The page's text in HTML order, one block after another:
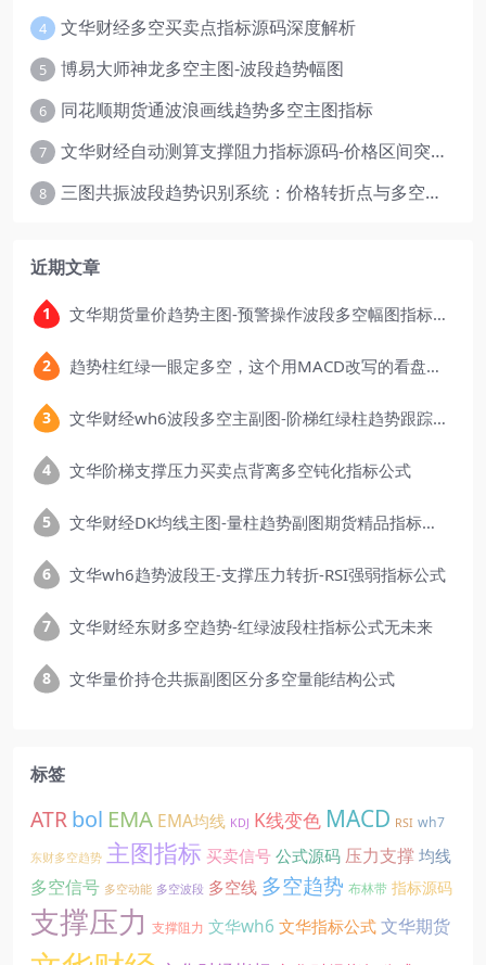
4 文华财经多空买卖点指标源码深度解析
5 博易大师神龙多空主图-波段趋势幅图
6 同花顺期货通波浪画线趋势多空主图指标
7 文华财经自动测算支撑阻力指标源码-价格区间突破多空
8 三图共振波段趋势识别系统：价格转折点与多空动能分析
近期文章
文华期货量价趋势主图-预警操作波段多空幅图指标公式
趋势柱红绿一眼定多空，这个用MACD改写的看盘指标，把顶底信号可视化后简单多了
文华财经wh6波段多空主副图-阶梯红绿柱趋势跟踪指标公式
文华阶梯支撑压力买卖点背离多空钝化指标公式
文华财经DK均线主图-量柱趋势副图期货精品指标公式
文华wh6趋势波段王-支撑压力转折-RSI强弱指标公式
文华财经东财多空趋势-红绿波段柱指标公式无未来
文华量价持仓共振副图区分多空量能结构公式
标签
ATRbol EMA EMA均线 KDJ K线变色 MACD RSI wh7
东财多空趋势 主图指标 买卖信号公式源码 压力支撑 均线
多空信号 多空动能 多空波段 多空线 多空趋势 布林带 指标源码
支撑压力 支撑阻力 文华wh6 文华指标公式文华期货